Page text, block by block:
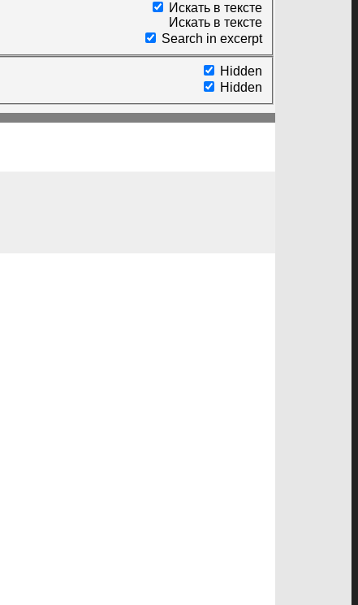
Искать в тексте
Искать в тексте
Search in excerpt
Hidden
Hidden